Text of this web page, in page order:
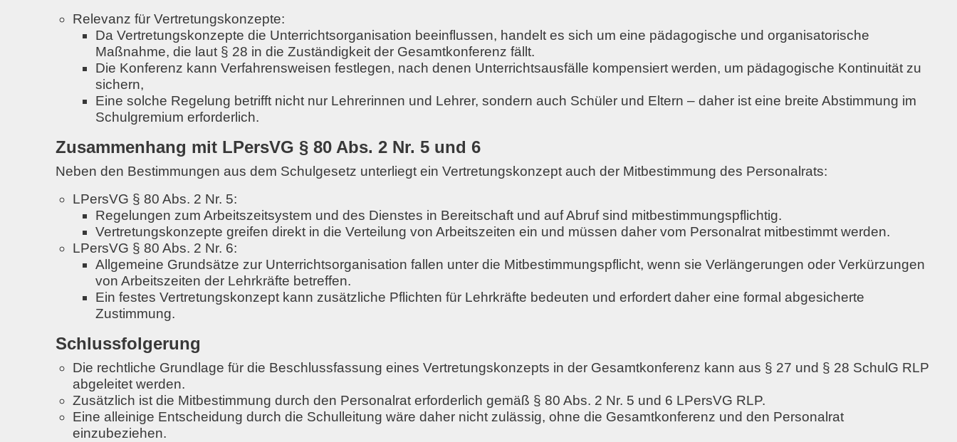
Relevanz für Vertretungskonzepte:
Da Vertretungskonzepte die Unterrichtsorganisation beeinflussen, handelt es sich um eine pädagogische und organisatorische
Maßnahme, die laut § 28 in die Zuständigkeit der Gesamtkonferenz fällt.
Die Konferenz kannVerfahrensweisen festlegen, nach denen Unterrichtsausfälle kompensiert werden, um pädagogische Kontinuität zu
sichern,
Eine solche Regelung betrifft nicht nur Lehrerinnen und Lehrer, sondern auch Schüler und Eltern – daher ist eine breite Abstimmung im
Schulgremium erforderlich.
Zusammenhang mit LPersVG § 80 Abs. 2 Nr. 5 und 6
Neben den Bestimmungen aus dem Schulgesetz unterliegt ein Vertretungskonzept auch der Mitbestimmung des Personalrats:
LPersVG § 80 Abs. 2 Nr. 5:
Regelungen zum Arbeitszeitsystem und des Dienstes in Bereitschaft und auf Abruf sind mitbestimmungspflichtig.
Vertretungskonzepte greifen direkt in dieVerteilung von Arbeitszeiten ein und müssen daher vom Personalrat mitbestimmt werden.
LPersVG § 80 Abs. 2 Nr. 6:
Allgemeine Grundsätze zur Unterrichtsorganisation fallen unter die Mitbestimmungspflicht, wenn sieVerlängerungen oder Verkürzungen
von Arbeitszeiten der Lehrkräfte betreffen.
Ein festes Vertretungskonzept kann zusätzliche Pflichten für Lehrkräfte bedeuten und erfordert daher eine formal abgesicherte
Zustimmung.
Schlussfolgerung
Die rechtliche Grundlage für die Beschlussfassung eines Vertretungskonzepts in der Gesamtkonferenz kann aus § 27 und § 28 SchulG RLP
abgeleitet werden.
Zusätzlich ist die Mitbestimmung durch den Personalrat erforderlich gemäß § 80 Abs. 2 Nr. 5 und 6 LPersVG RLP.
Einealleinige Entscheidung durch die Schulleitung wäre daher nicht zulässig, ohne die Gesamtkonferenz und den Personalrat
einzubeziehen.